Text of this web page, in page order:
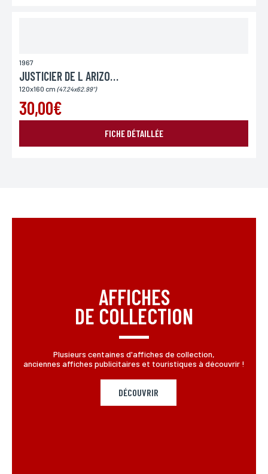
1967
JUSTICIER DE L ARIZONA (LE)
120x160 cm (47.24x62.99")
30,00€
FICHE DÉTAILLÉE
AFFICHES
DE COLLECTION
Plusieurs centaines d'affiches de collection,
anciennes affiches publicitaires et touristiques à découvrir !
DÉCOUVRIR